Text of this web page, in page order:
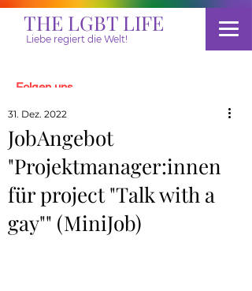
THE LGBT LIFE
Liebe regiert die Welt!
Folgen uns
JobAngebot
"Projektmanager:innen
für project "Talk with a
gay"" (MiniJob)
31. Dez. 2022